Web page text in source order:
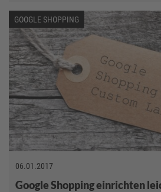
GOOGLE SHOPPING
06.01.2017
Google Shopping einrichten